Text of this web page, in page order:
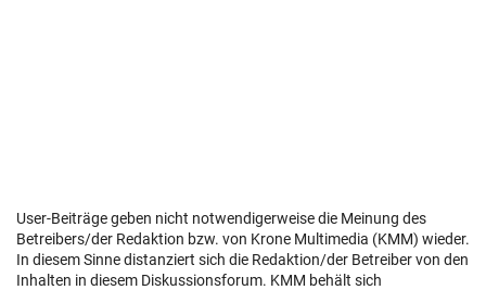
User-Beiträge geben nicht notwendigerweise die Meinung des
Betreibers/der Redaktion bzw. von Krone Multimedia (KMM) wieder.
In diesem Sinne distanziert sich die Redaktion/der Betreiber von den
Inhalten in diesem Diskussionsforum. KMM behält sich